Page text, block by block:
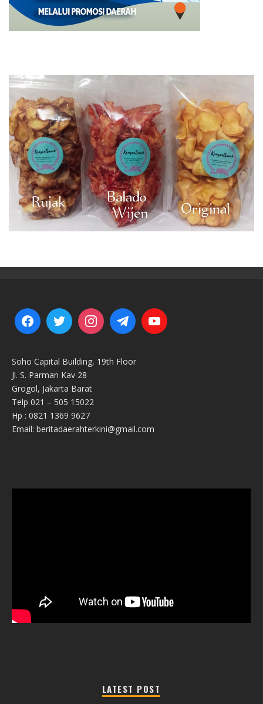
Soho Capital Building, 19th Floor
Jl. S. Parman Kav 28
Grogol, Jakarta Barat
Telp 021 – 505 15022
Hp : 0821 1369 9627
Email: beritadaerahterkini@gmail.com
LATEST POST